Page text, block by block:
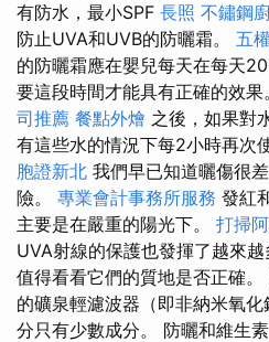
有防水，最小SPF 長照 不鏽鋼
防止UVA和UVB的防曬霜。 五
的防曬霜應在嬰兒每天在每天
要這段時間才能具有正確的效果
司推薦 餐點外燴 之後，如果對
有這些水的情況下每2小時再次
胞證新北 我們早已知道曬傷很
險。 專業會計事務所服務 發紅
主要是在嚴重的陽光下。 打掃
UVA射線的保護也發揮了越來
值得看看它們的質地是否正確
的礦泉輕濾波器（即非納米氧
分只有少數成分。 防曬和維生